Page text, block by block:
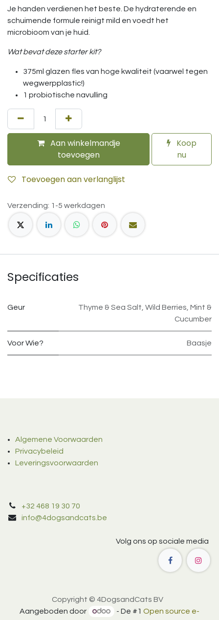
Je handen verdienen het beste. De hydraterende en
schuimende formule reinigt mild en voedt het
microbioom van je huid.
Wat bevat deze starter kit?
375ml glazen fles van hoge kwaliteit (vaarwel tegen
wegwerpplastic!)
1 probiotische navulling
Aan winkelmandje
toevoegen
Koop
nu
Toevoegen aan verlanglijst
Verzending: 1-5 werkdagen
Specificaties
Geur Thyme & Sea Salt Wild Berries Mint &
Cucumber
Voor Wie? Baasje
Algemene Voorwaarden
Privacybeleid
Leveringsvoorwaarden
+32 468 19 30 70
info@4dogsandcats.be
Volg ons op sociale media
Copyright © 4DogsandCats BV
Aangeboden door
- De #1 Open source e-